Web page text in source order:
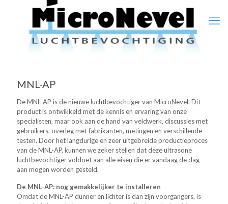
MNL-AP
De MNL-AP is de nieuwe luchtbevochtiger van MicroNevel. Dit
product is ontwikkeld met de kennis en ervaring van onze
specialisten, maar ook aan de hand van veldwerk, discussies met
gebruikers, overleg met fabrikanten, metingen en verschillende
testen. Door het langdurige en zeer uitgebreide productieproces
van de MNL-AP, kunnen we zeker stellen dat deze ultrasone
luchtbevochtiger voldoet aan alle eisen die er vandaag de dag
aan mogen worden gesteld.
De MNL-AP: nog gemakkelijker te installeren
Omdat de MNL-AP dunner en lichter is dan zijn voorgangers, is